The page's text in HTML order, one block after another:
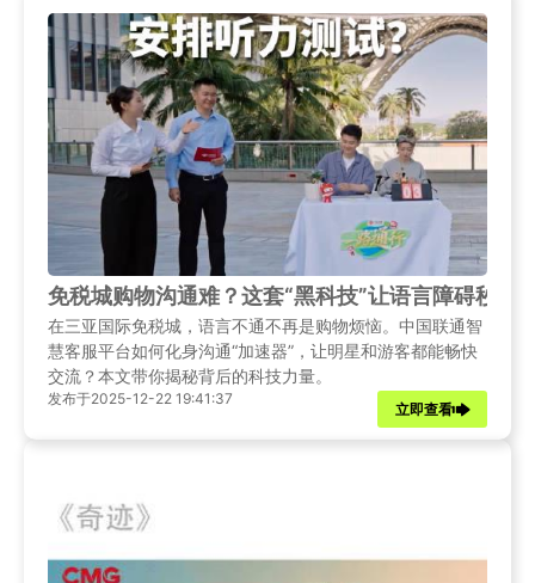
免税城购物沟通难？这套“黑科技”让语言障碍秒变
在三亚国际免税城，语言不通不再是购物烦恼。中国联通智
慧客服平台如何化身沟通“加速器”，让明星和游客都能畅快
交流？本文带你揭秘背后的科技力量。
发布于2025-12-22 19:41:37
立即查看